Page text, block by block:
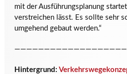
mit der Ausführungsplanung
verstreichen lässt. Es sollte sehr
umgehend gebaut werden.“
Hintergrund: